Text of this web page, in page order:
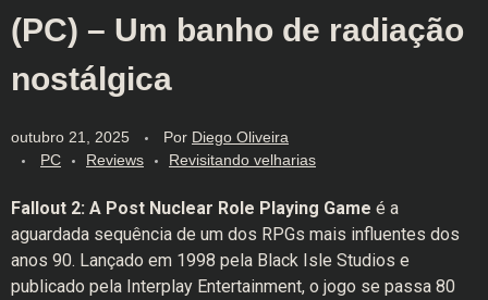
(PC) – Um banho de radiação
nostálgica
outubro 21, 2025 Por Diego Oliveira
PC
Reviews Revisitando velharias
Fallout 2: A Post Nuclear Role Playing Game é a
aguardada sequência de um dos RPGs mais influentes dos
anos 90. Lançado em 1998 pela Black Isle Studios e
publicado pela Interplay Entertainment, o jogo se passa 80